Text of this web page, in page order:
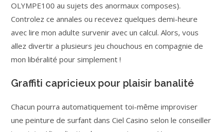
OLYMPE100 au sujets des anormaux composes).
Controlez ce annales ou recevez quelques demi-heure
avec lire mon adulte survenir avec un calcul. Alors, vous
allez divertir a plusieurs jeu chouchous en compagnie de
mon libéralité pour simplement !
Graffiti capricieux pour plaisir banalité
Chacun pourra automatiquement toi-même improviser
une peinture de surfant dans Ciel Casino selon le conseiller